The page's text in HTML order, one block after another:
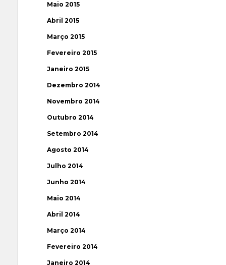
Maio 2015
Abril 2015
Março 2015
Fevereiro 2015
Janeiro 2015
Dezembro 2014
Novembro 2014
Outubro 2014
Setembro 2014
Agosto 2014
Julho 2014
Junho 2014
Maio 2014
Abril 2014
Março 2014
Fevereiro 2014
Janeiro 2014